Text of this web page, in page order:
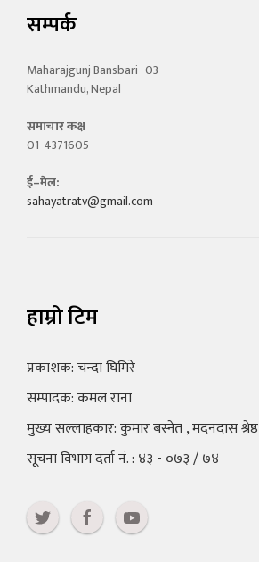
सम्पर्क
Maharajgunj Bansbari -03
Kathmandu, Nepal
समाचार कक्ष
01-4371605
ई–मेल:
sahayatratv@gmail.com
हाम्रो टिम
प्रकाशक: चन्दा घिमिरे
सम्पादक: कमल राना
मुख्य सल्लाहकार: कुमार बस्नेत , मदनदास श्रेष्ठ
सूचना विभाग दर्ता नं. : ४३ - ०७३ / ७४